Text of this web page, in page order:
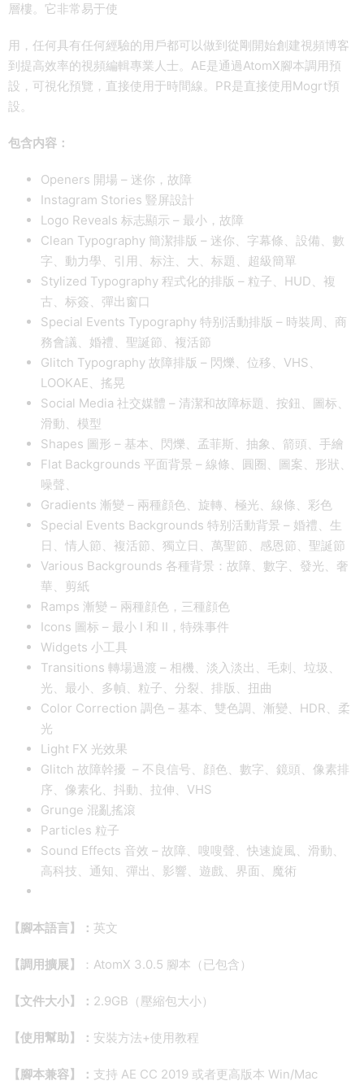
層樓。它非常易于使
用，任何具有任何經驗的用戶都可以做到從剛開始創建視頻博客
到提高效率的視頻編輯專業人士。AE是通過AtomX腳本調用預
設，可視化預覽，直接使用于時間線。PR是直接使用Mogrt預
設。
包含内容：
Openers 開場 – 迷你，故障
Instagram Stories 豎屏設計
Logo Reveals 标志顯示 – 最小，故障
Clean Typography 簡潔排版 – 迷你、字幕條、設備、數
字、動力學、引用、标注、大、标題、超級簡單
Stylized Typography 程式化的排版 – 粒子、HUD、複
古、标簽、彈出窗口
Special Events Typography 特别活動排版 – 時裝周、商
務會議、婚禮、聖誕節、複活節
Glitch Typography 故障排版 – 閃爍、位移、VHS、
LOOKAE、搖晃
Social Media 社交媒體 – 清潔和故障标題、按鈕、圖标、
滑動、模型
Shapes 圖形 – 基本、閃爍、孟菲斯、抽象、箭頭、手繪
Flat Backgrounds 平面背景 – 線條、圓圈、圖案、形狀、
噪聲、
Gradients 漸變 – 兩種顔色、旋轉、極光、線條、彩色
Special Events Backgrounds 特别活動背景 – 婚禮、生
日、情人節、複活節、獨立日、萬聖節、感恩節、聖誕節
Various Backgrounds 各種背景：故障、數字、發光、奢
華、剪紙
Ramps 漸變 – 兩種顔色，三種顔色
Icons 圖标 – 最小 I 和 II，特殊事件
Widgets 小工具
Transitions 轉場過渡 – 相機、淡入淡出、毛刺、垃圾、
光、最小、多幀、粒子、分裂、排版、扭曲
Color Correction 調色 – 基本、雙色調、漸變、HDR、柔
光
Light FX 光效果
Glitch 故障幹擾 – 不良信号、顔色、數字、鏡頭、像素排
序、像素化、抖動、拉伸、VHS
Grunge 混亂搖滾
Particles 粒子
Sound Effects 音效 – 故障、嗖嗖聲、快速旋風、滑動、
高科技、通知、彈出、影響、遊戲、界面、魔術
【腳本語言】： 英文
【調用擴展】 ：AtomX 3.0.5 腳本（已包含）
【文件大小】： 2.9GB（壓縮包大小）
【使用幫助】： 安裝方法+使用教程
【腳本兼容】： 支持 AE CC 2019 或者更高版本 Win/Mac